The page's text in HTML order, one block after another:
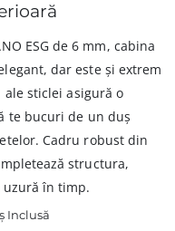
ESG de 6 mm, cabina
dar este și extrem
sticlei asigură o
te bucuri de un duș
Cadru robust din
structura,
uzură în timp.
Inclusă